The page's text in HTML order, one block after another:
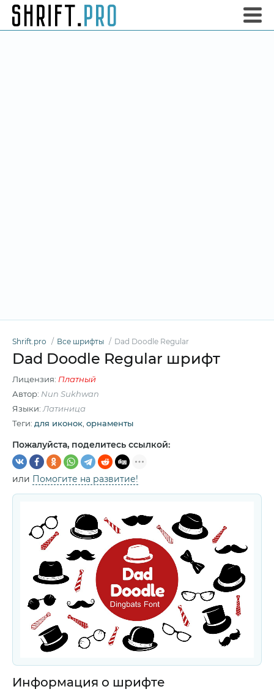
Shrift.pro Все шрифты Dad Doodle Regular
Dad Doodle Regular шрифт
Лицензия: Платный
Автор: Nun Sukhwan
Языки: Латиница
Теги: для иконок орнаменты
Пожалуйста, поделитесь ссылкой:
или Помогите на развитие!
Информация о шрифте